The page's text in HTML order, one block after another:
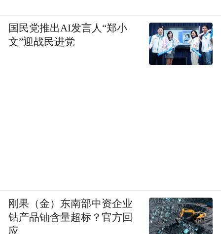
国民党推出AI发言人“郑小
文”迎战民进党
刚果（金）东南部中资企业
钴产品铀含量超标？官方回
应